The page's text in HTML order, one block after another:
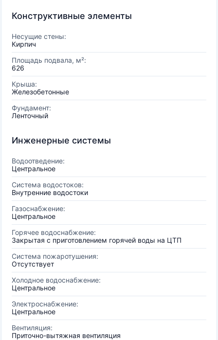
Конструктивные элементы
Несущие стены:
Кирпич
Площадь подвала, м²:
626
Крыша:
Железобетонные
Фундамент:
Ленточный
Инженерные системы
Водоотведение:
Центральное
Система водостоков:
Внутренние водостоки
Газоснабжение:
Центральное
Горячее водоснабжение:
Закрытая с приготовлением горячей воды на ЦТП
Система пожаротушения:
Отсутствует
Холодное водоснабжение:
Центральное
Электроснабжение:
Центральное
Вентиляция:
Приточно-вытяжная вентиляция